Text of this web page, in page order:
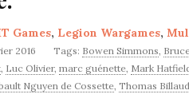
Games, Legion Wargames,
2016 Tags: Bowen Simmons,
, Luc Olivier, marc guénette, Mark
Nguyen de Cossette, Thomas Billaud